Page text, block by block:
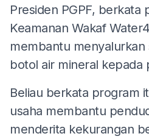
Presiden PGPF, berkata
Keamanan Wakaf
membantu menyalurkan
botol air mineral kepada
Beliau berkata program
usaha membantu
menderita kekurangan